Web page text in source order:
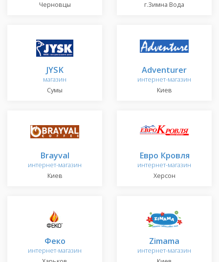
Черновцы
г.Зимна Вода
JYSK
магазин
Сумы
Adventurer
интернет-магазин
Киев
Brayval
интернет-магазин
Киев
Евро Кровля
интернет-магазин
Херсон
Феко
интернет-магазин
Zimama
интернет-магазин